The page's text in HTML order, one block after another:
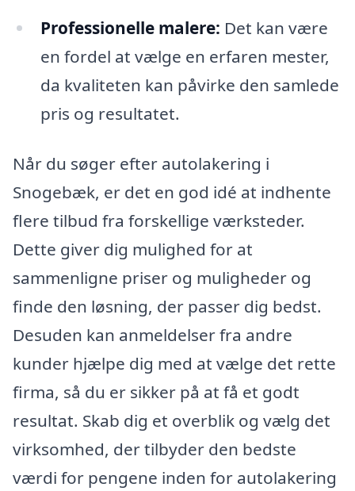
Professionelle malere: Det kan være
en fordel at vælge en erfaren mester,
da kvaliteten kan påvirke den samlede
pris og resultatet.
Når du søger efter autolakering i
Snogebæk, er det en god idé at indhente
flere tilbud fra forskellige værksteder.
Dette giver dig mulighed for at
sammenligne priser og muligheder og
finde den løsning, der passer dig bedst.
Desuden kan anmeldelser fra andre
kunder hjælpe dig med at vælge det rette
firma, så du er sikker på at få et godt
resultat. Skab dig et overblik og vælg det
virksomhed, der tilbyder den bedste
værdi for pengene inden for autolakering